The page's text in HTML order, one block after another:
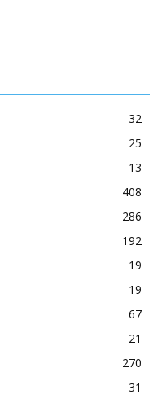
32
25
13
408
286
192
19
19
67
21
270
31